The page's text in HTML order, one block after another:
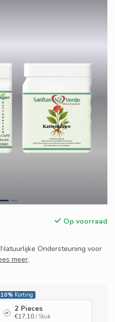
Op voorraad
Ondersteuning voor
meer.
10% Korting
2 Pieces
€17,10 / Stuk